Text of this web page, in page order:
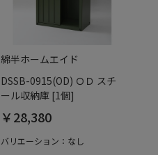
綿半ホームエイド
DSSB-0915(OD) ＯＤ スチ
ール収納庫 [1個]
￥28,380
バリエーション：なし